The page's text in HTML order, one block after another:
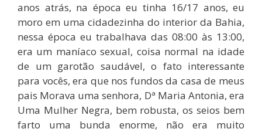
anos atrás, na época eu tinha 16/17 anos, eu
moro em uma cidadezinha do interior da Bahia,
nessa época eu trabalhava das 08:00 às 13:00,
era um maníaco sexual, coisa normal na idade
de um garotão saudável, o fato interessante
para vocês, era que nos fundos da casa de meus
pais Morava uma senhora, Dª Maria Antonia, era
Uma Mulher Negra, bem robusta, os seios bem
farto uma bunda enorme, não era muito